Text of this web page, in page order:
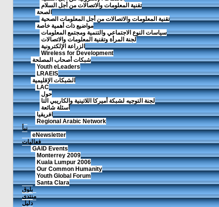
تقنية المعلومات والاتصالات من أجل السلام
الصحة
تقنية المعلومات والاتصالات من أجل المعلومات الصحية
مواضيع ذات أهمية خاصة
سياسات النوع الاجتماعي والتنمية ومجتمع المعلومات
لجنة المرأة وتقنية المعلومات والاتصالات
الزراعة الإلكترونية
Wireless for Development
شبكات أصحاب المصلحة
Youth eLeaders
LRAEIS
الشبكات الإقليمية
LAC
حول
لجنة التوجيه لشبكة أميركا اللاتينية والكاريبي التا
أسئلة شائعة
افريقيا
Regional Arabic Network
نبأ
eNewsletter
فعاليات
GAID Events
Monterrey 2009
Kuala Lumpur 2006
Our Common Humanity
Youth Global Forum
Santa Clara
بلوق
منتدى
دليل